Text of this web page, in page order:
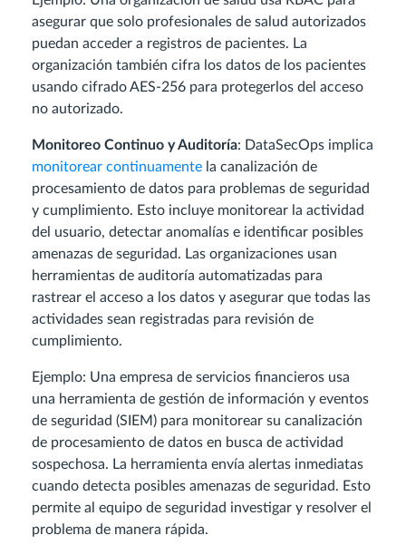
asegurar que solo profesionales de salud autorizados
puedan acceder a registros de pacientes. La
organización también cifra los datos de los pacientes
usando cifrado AES-256 para protegerlos del acceso
no autorizado.
Monitoreo Continuo y Auditoría: DataSecOps implica
monitorear continuamente la canalización de
procesamiento de datos para problemas de seguridad
y cumplimiento. Esto incluye monitorear la actividad
del usuario, detectar anomalías e identificar posibles
amenazas de seguridad. Las organizaciones usan
herramientas de auditoría automatizadas para
rastrear el acceso a los datos y asegurar que todas las
actividades sean registradas para revisión de
cumplimiento.
Ejemplo: Una empresa de servicios financieros usa
una herramienta de gestión de información y eventos
de seguridad (SIEM) para monitorear su canalización
de procesamiento de datos en busca de actividad
sospechosa. La herramienta envía alertas inmediatas
cuando detecta posibles amenazas de seguridad. Esto
permite al equipo de seguridad investigar y resolver el
problema de manera rápida.